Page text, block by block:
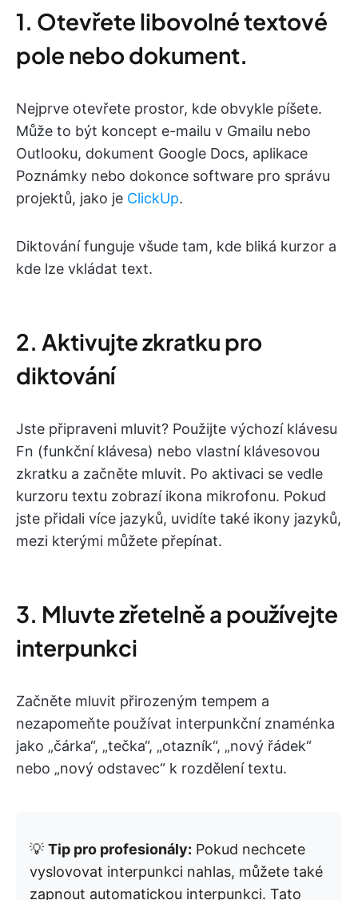
1. Otevřete libovolné textové
pole nebo dokument.
Nejprve otevřete prostor, kde obvykle píšete.
Může to být koncept e-mailu v Gmailu nebo
Outlooku, dokument Google Docs, aplikace
Poznámky nebo dokonce software pro správu
projektů, jako je ClickUp.
Diktování funguje všude tam, kde bliká kurzor a
kde lze vkládat text.
2. Aktivujte zkratku pro
diktování
Jste připraveni mluvit? Použijte výchozí klávesu
Fn (funkční klávesa) nebo vlastní klávesovou
zkratku a začněte mluvit. Po aktivaci se vedle
kurzoru textu zobrazí ikona mikrofonu. Pokud
jste přidali více jazyků, uvidíte také ikony jazyků,
mezi kterými můžete přepínat.
3. Mluvte zřetelně a používejte
interpunkci
Začněte mluvit přirozeným tempem a
nezapomeňte používat interpunkční znaménka
jako „čárka“, „tečka“, „otazník“, „nový řádek“
nebo „nový odstavec“ k rozdělení textu.
💡 Tip pro profesionály: Pokud nechcete
vyslovovat interpunkci nahlas, můžete také
zapnout automatickou interpunkci. Tato